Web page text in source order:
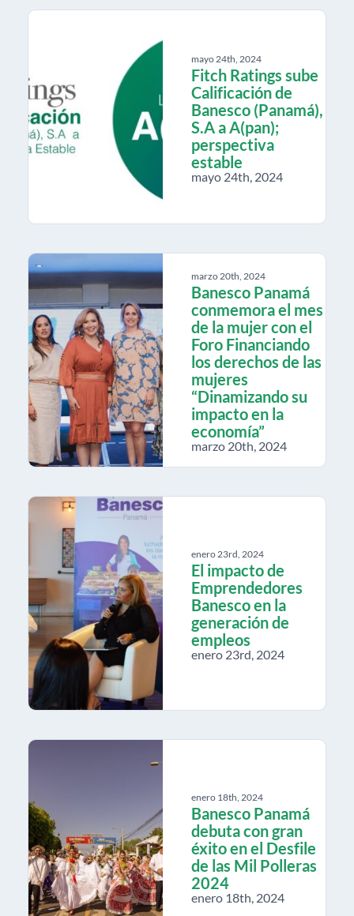
mayo 24th, 2024
Fitch Ratings sube
Calificación de
Banesco (Panamá),
S.A a A(pan);
perspectiva
estable
mayo 24th, 2024
marzo 20th, 2024
Banesco Panamá
conmemora el mes
de la mujer con el
Foro Financiando
los derechos de las
mujeres
“Dinamizando su
impacto en la
economía”
marzo 20th, 2024
enero 23rd, 2024
El impacto de
Emprendedores
Banesco en la
generación de
empleos
enero 23rd, 2024
enero 18th, 2024
Banesco Panamá
debuta con gran
éxito en el Desfile
de las Mil Polleras
2024
enero 18th, 2024